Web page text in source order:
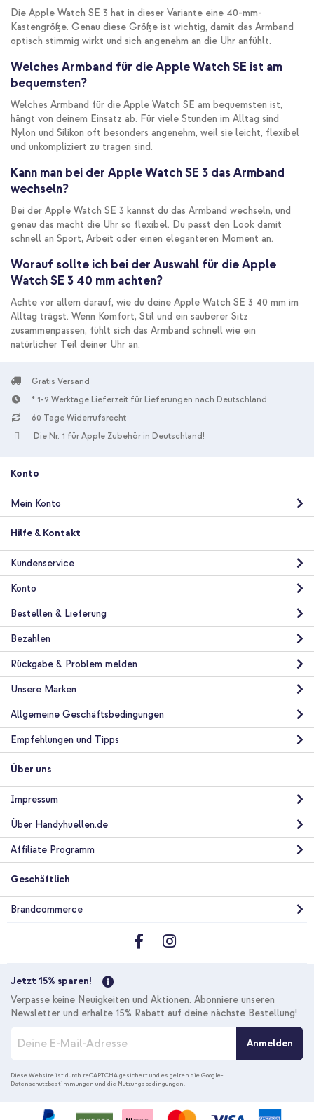
Die Apple Watch SE 3 hat in dieser Variante eine 40-mm-
Kastengröße. Genau diese Größe ist wichtig, damit das Armband
optisch stimmig wirkt und sich angenehm an die Uhr anfühlt.
Welches Armband für die Apple Watch SE ist am
bequemsten?
Welches Armband für die Apple Watch SE am bequemsten ist,
hängt von deinem Einsatz ab. Für viele Stunden im Alltag sind
Nylon und Silikon oft besonders angenehm, weil sie leicht, flexibel
und unkompliziert zu tragen sind.
Kann man bei der Apple Watch SE 3 das Armband
wechseln?
Bei der Apple Watch SE 3 kannst du das Armband wechseln, und
genau das macht die Uhr so flexibel. Du passt den Look damit
schnell an Sport, Arbeit oder einen eleganteren Moment an.
Worauf sollte ich bei der Auswahl für die Apple
Watch SE 3 40 mm achten?
Achte vor allem darauf, wie du deine Apple Watch SE 3 40 mm im
Alltag trägst. Wenn Komfort, Stil und ein sauberer Sitz
zusammenpassen, fühlt sich das Armband schnell wie ein
natürlicher Teil deiner Uhr an.
Gratis Versand
* 1-2 Werktage Lieferzeit für Lieferungen nach Deutschland.
60 Tage Widerrufsrecht
Die Nr. 1 für Apple Zubehör in Deutschland!
Konto
Mein Konto
Hilfe & Kontakt
Kundenservice
Konto
Bestellen & Lieferung
Bezahlen
Rückgabe & Problem melden
Unsere Marken
Allgemeine Geschäftsbedingungen
Empfehlungen und Tipps
Über uns
Impressum
Über Handyhuellen.de
Affiliate Programm
Geschäftlich
Brandcommerce
Jetzt 15% sparen!
Verpasse keine Neuigkeiten und Aktionen. Abonniere unseren
Newsletter und erhalte 15% Rabatt auf deine nächste Bestellung!
d
e
Anmelden
Diese Website ist durch reCAPTCHA gesichert und es gelten dieGoogle-
Datenschutzbestimmungen und die Nutzungsbedingungen.